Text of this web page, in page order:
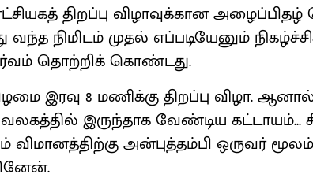
திறப்பு விழாவுக்கான
நிமிடம் முதல் எப்படியேனும்
தொற்றிக் கொண்டது.
இரவு 8 மணிக்கு திறப்பு விழா.
இருந்தாக வேண்டிய கட்டாயம்...
விமானத்திற்கு அன்புத்தம்பி ஒருவர்